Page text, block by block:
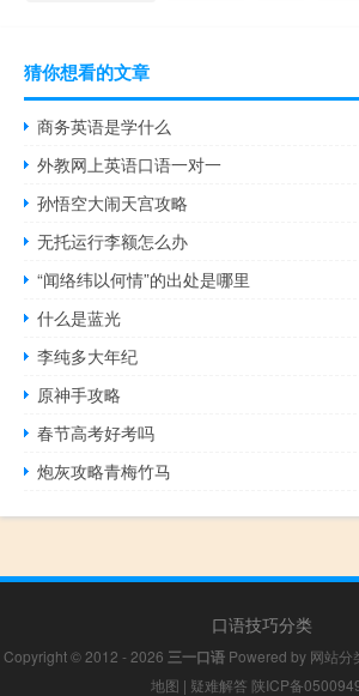
猜你想看的文章
商务英语是学什么
外教网上英语口语一对一
孙悟空大闹天宫攻略
无托运行李额怎么办
“闻络纬以何情”的出处是哪里
什么是蓝光
李纯多大年纪
原神手攻略
春节高考好考吗
炮灰攻略青梅竹马
口语技巧分类
Copyright © 2012 - 2026 三一口语 Powered by 网站分
地图 | 疑难解答 陕ICP备